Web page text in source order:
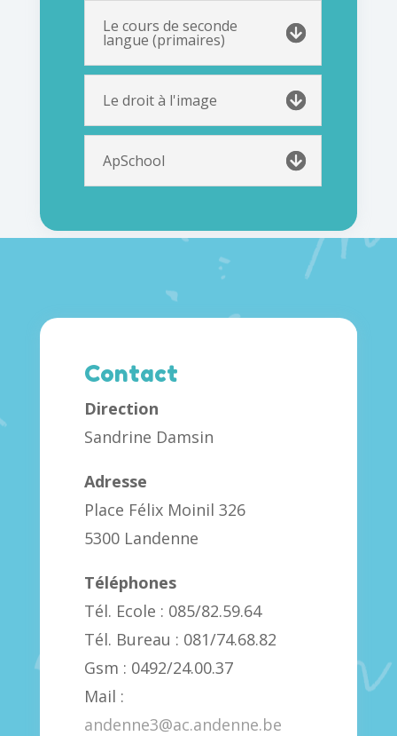
Le cours de seconde
langue (primaires)
Le droit à l'image
ApSchool
Contact
Direction
Sandrine Damsin
Adresse
Place Félix Moinil 326
5300 Landenne
Téléphones
Tél. Ecole : 085/82.59.64
Tél. Bureau : 081/74.68.82
Gsm : 0492/24.00.37
Mail :
andenne3@ac.andenne.be